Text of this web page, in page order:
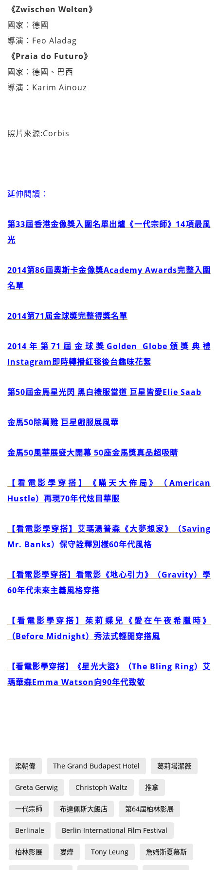
《Zwischen Welten》
國家：德國
導演：Feo Aladag
《Praia do Futuro》
國家：德國、巴西
導演：Karim Ainouz
照片來源:Corbis
延伸閱讀：
第33屆香港金像獎入圍名單出爐《一代宗師》14項最風
光
2014第86屆奧斯卡金像獎Academy Awards完整入圍
名單
2014第71屆金球奬完整得獎名單
2014年第71屆金球獎Golden Globe頒獎典禮
Instagram即時轉播紅毯後台趣味花絮
第50屆金馬星光閃 黑白禮服當道 巨星皆愛Elie Saab
金馬50除萬難 巨星戲服展風華
金馬50風華展盛大開幕 50座金馬獎真品超吸睛
【看電影學穿搭】《瞞天大佈局》（American
Hustle）再現70年代炫目華服
【看電影學穿搭】艾瑪湯普森《大夢想家》（Saving
Mr. Banks）保守詮釋別樣60年代風格
【看電影學穿搭】看電影《地心引力》（Gravity）學
60年代未來主義風格穿搭
【看電影學穿搭】茱莉蝶兒《愛在午夜希臘時》
（Before Midnight）秀法式輕閒穿搭風
【看電影學穿搭】《星光大盜》（The Bling Ring）艾
瑪華森Emma Watson向90年代致敬
梁朝偉 The Grand Budapest Hotel 葛莉塔潔薇
Greta Gerwig Christoph Waltz 推拿
一代宗師 布達佩斯大飯店 第64屆柏林影展
Berlinale Berlin International Film Festival
柏林影展 婁燁 Tony Leung 詹姆斯夏慕斯